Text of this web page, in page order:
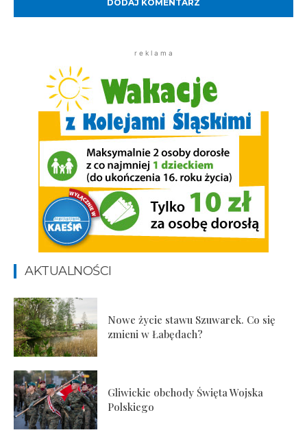
r e k l a m a
AKTUALNOŚCI
Nowe życie stawu Szuwarek. Co się
zmieni w Łabędach?
Gliwickie obchody Święta Wojska
Polskiego